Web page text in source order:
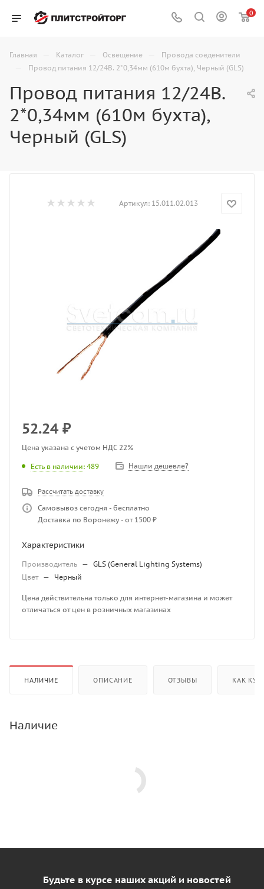
0
Главная — Каталог — Освещение — Провода соеденители
— Провод питания 12/24В. 2*0,34мм (610м бухта), Черный (GLS)
Провод питания 12/24В.
2*0,34мм (610м бухта),
Черный (GLS)
Артикул: 15.011.02.013
52.24 ₽
Цена указана с учетом НДС 22%
Есть в наличии: 489 Нашли дешевле?
Рассчитать доставку
Самовывоз сегодня - бесплатно
Доставка по Воронежу - от 1500 ₽
Характеристики
Производитель — GLS (General Lighting Systems)
Цвет — Черный
Цена действительна только для интернет-магазина и может
отличаться от цен в розничных магазинах
НАЛИЧИЕ ОПИСАНИЕ ОТЗЫВЫ КАК
Наличие
Будьте в курсе наших акций и новостей